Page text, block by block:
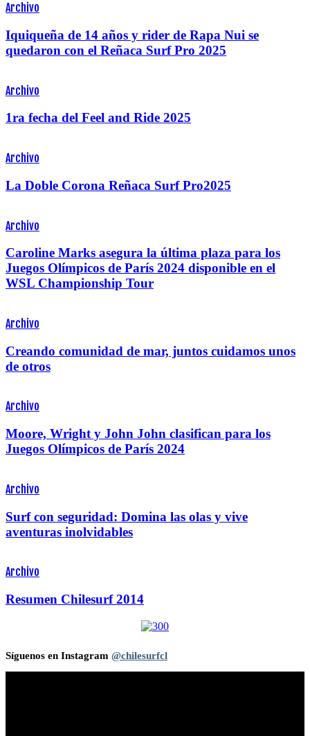
Archivo
Iquiqueña de 14 años y rider de Rapa Nui se
quedaron con el Reñaca Surf Pro 2025
Archivo
1ra fecha del Feel and Ride 2025
Archivo
La Doble Corona Reñaca Surf Pro2025
Archivo
Caroline Marks asegura la última plaza para los
Juegos Olímpicos de París 2024 disponible en el
WSL Championship Tour
Archivo
Creando comunidad de mar, juntos cuidamos unos
de otros
Archivo
Moore, Wright y John John clasifican para los
Juegos Olímpicos de París 2024
Archivo
Surf con seguridad: Domina las olas y vive
aventuras inolvidables
Archivo
Resumen Chilesurf 2014
Síguenos en Instagram @chilesurfcl